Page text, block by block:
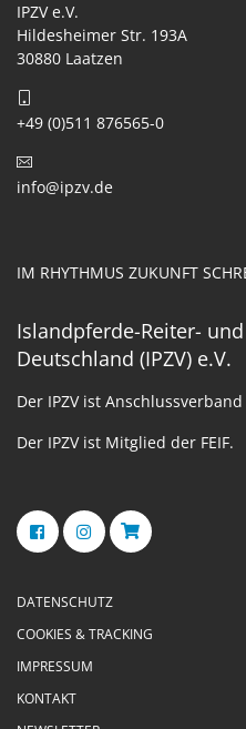
IPZV e.V.
Hildesheimer Str. 193A
30880 Laatzen
+49 (0)511 876565-0
info@ipzv.de
IM RHYTHMUS ZUKUNFT
Islandpferde-Reiter-
Deutschland (IPZV) e.V.
Der IPZV ist
Der IPZV ist Mitglied der FEIF.
DATENSCHUTZ
COOKIES & TRACKING
IMPRESSUM
KONTAKT